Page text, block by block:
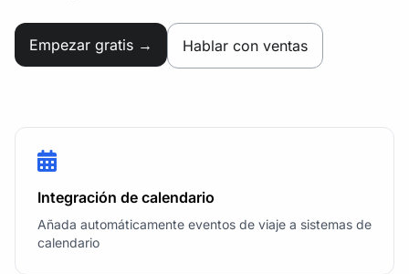
Empezar gratis → Hablar con ventas
Integración de calendario
Añada automáticamente eventos de viaje a sistemas de
calendario